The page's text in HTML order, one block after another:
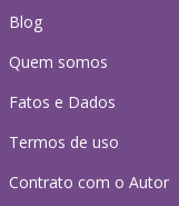
Blog
Quem somos
Fatos e Dados
Termos de uso
Contrato com o Autor